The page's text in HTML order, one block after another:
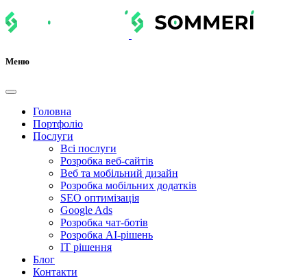
Меню
Головна
Портфоліо
Послуги
Всі послуги
Розробка веб-сайтів
Веб та мобільний дизайн
Розробка мобільних додатків
SEO оптимізація
Google Ads
Розробка чат-ботів
Розробка AI-рішень
IT рішення
Блог
Контакти